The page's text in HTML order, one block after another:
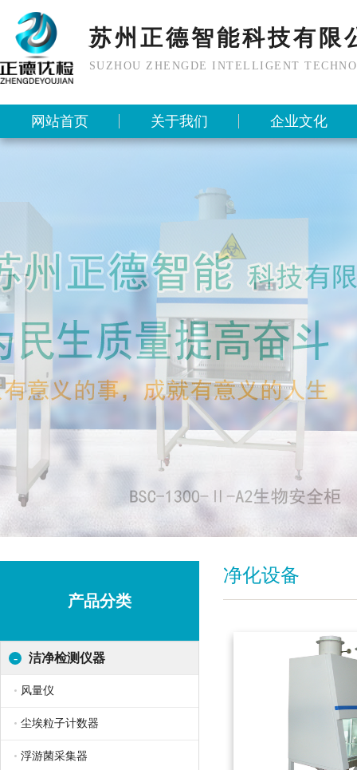
苏州正德智能科技有限
SUZHOU ZHENGDE INTELLIGENT
网站首页 关于我们 企业文化
净化设备
产品分类
- 洁净检测仪器
风量仪
尘埃粒子计数器
浮游菌采集器